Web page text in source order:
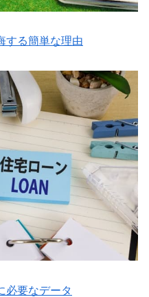
する簡単な理由
必要なデータ